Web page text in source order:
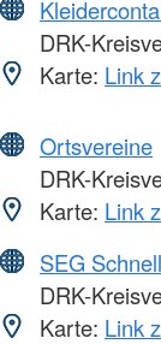
DRK-
Karte: Link
Ortsvereine
DRK-
Karte: Link
SEG
DRK-
Karte: Link